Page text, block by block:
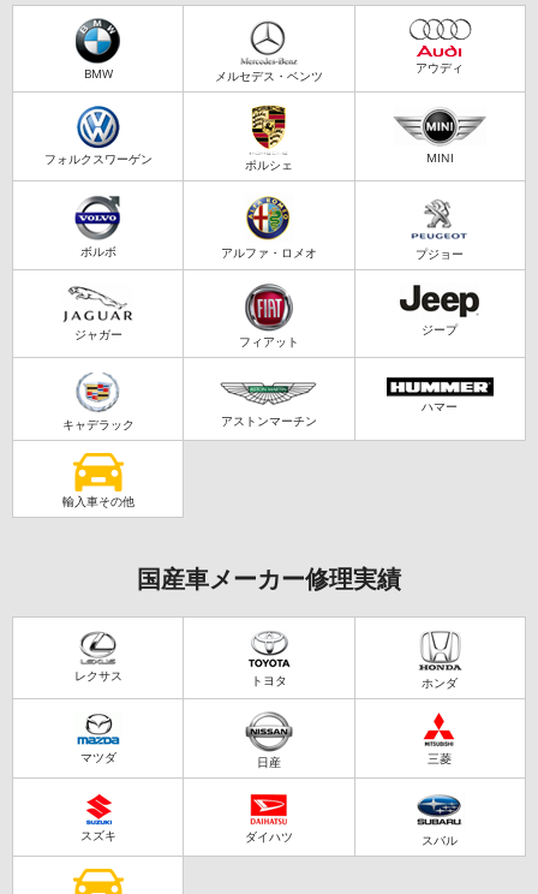
BMW メルセデス・ベンツ アウディ
フォルクスワーゲン ポルシェ MINI
ボルボ アルファ・ロメオ プジョー
ジャガー フィアット
ジープ
キャデラック アストンマーチン
ハマー
輸入車その他
国産車メーカー修理実績
レクサス トヨタ ホンダ
マツダ 日産 三菱
スズキ ダイハツ スバル